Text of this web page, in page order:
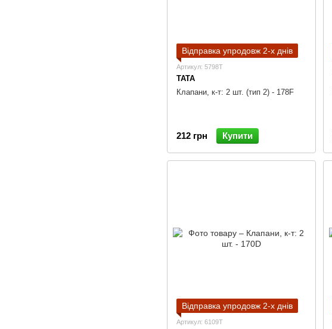
Відправка упродовж 2-х днів
Артикул: 5798T
TATA
Клапани, к-т: 2 шт. (тип 2) - 178F
212 грн Купити
Відправка упродовж 2-х днів
Артикул: 6109T